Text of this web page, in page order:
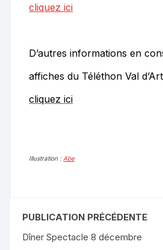
cliquez ici
D’autres informations en
affiches du Téléthon Val
cliquez ici
Illustration : Abe
PUBLICATION PRÉCÉDENTE
Dîner Spectacle 8 décembre